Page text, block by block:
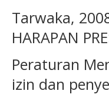
Tarwaka,
HARAPAN
Peraturan
izin dan